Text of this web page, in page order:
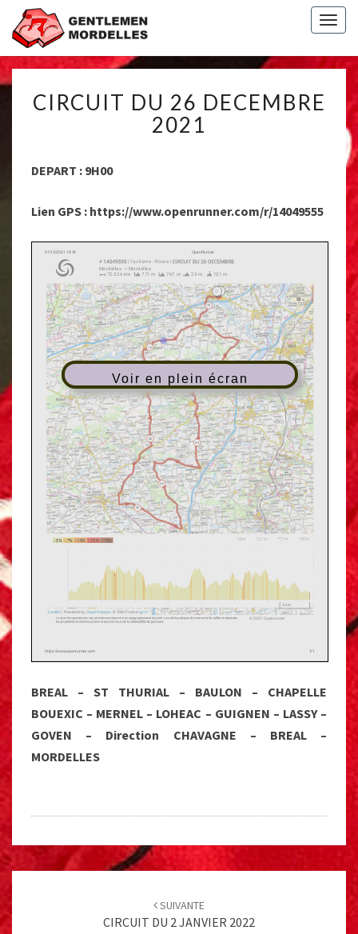
DU
26
DECEMBRE
CIRCUIT DU 26 DECEMBRE
2021
DEPART : 9H00
Lien GPS : https://www.openrunner.com/r/14049555
Voir en plein écran
BREAL – ST THURIAL – BAULON – CHAPELLE
BOUEXIC – MERNEL – LOHEAC – GUIGNEN – LASSY –
GOVEN – Direction CHAVAGNE – BREAL –
MORDELLES
Post
SUIVANTE
CIRCUIT DU 2 JANVIER 2022